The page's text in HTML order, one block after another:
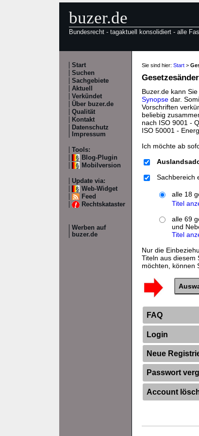
buzer.de
Bundesrecht - tagaktuell konsolidiert - alle
Start
Suchen
Sachgebiete
Aktuell
Verkündet
Über buzer.de
Qualität
Kontakt
Datenschutz
Impressum
Tools:
Blog-Plugin
Mobilversion
Update via:
Web-Widget
Feed
Rechtskataster
Werben auf
buzer.de
Sie sind hier: Start >
Buzer.de kann
Synopse dar.
Vorschriften
beliebig
nach ISO 9001 -
ISO 50001 -
Ich möchte ab
Sachbereich
alle 18
Titel
alle 69
und
Titel
Nur die
Titeln aus diesem
möchten, können
FAQ
Login
Neue
Passwort
Account